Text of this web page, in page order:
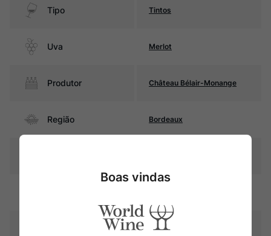
Tipo Tintos
Uva Merlot
Produtor Château Bélair-Monange
Região Bordeaux
Graduação Alcóoli
14,0%
Boas vindas